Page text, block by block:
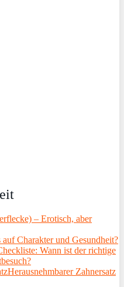
– Erotisch, aber
Charakter und Gesundheit?
Wann ist der richtige
Herausnehmbarer Zahnersatz